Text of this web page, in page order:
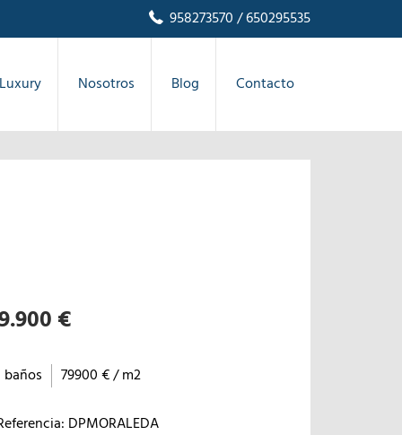
958273570/ 650295535
Luxury Nosotros Blog Contacto
€
baños 79900 € / m2
DPMORALEDA